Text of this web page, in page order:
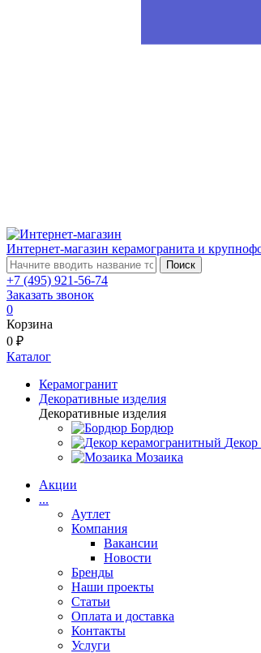
Интернет-магазин керамогранита и
Поиск
+7 (495) 921-56-74
Заказать звонок
0
Корзина
0 ₽
Каталог
Керамогранит
Декоративные изделия
Декоративные изделия
Бордюр
Мозаика
Акции
...
Аутлет
Компания
Вакансии
Новости
Бренды
Наши проекты
Статьи
Оплата и доставка
Контакты
Услуги